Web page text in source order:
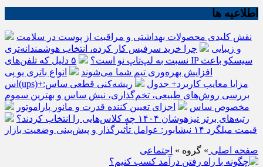
اطلاعیه ها
نقش کلیدی محصولات بهداشتی و مراقبت از پوست در سلامت
و زیبایی
چرا خرید سرفیس کار کرده، انتخاب هوشمندانه‌تری
نسبت به لپ‌تاپ نو است؟
۵ دلیل که تلفن‌های IP سیسکو باعث
افزایش بهره‌وری تیم شما می‌شوند
انواع باتری یو پی
اس(ups)+مزایا معایب کاربرد+ جدول
ریشه‌کنی قطعی ساس:
بررسی روش‌های طبیعی، تخم‌گذاری، نیش ساس و بهترین سموم
مخصوص ساس
اجزای تعیین کننده قدرت و مانور پاراموتور
رتبه‌های برتر تیزهوشان ۱۴۰۴ چه کلاس‌هایی را انتخاب کردند؟
قیمت میلگرد ۱۴ نیشابور: عوامل تأثیرگذار و پیش‌بینی وضعیت بازار
صفحه اصلی » گروه » اجتماعی